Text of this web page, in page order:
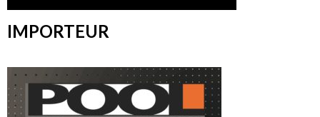
IMPORTEUR